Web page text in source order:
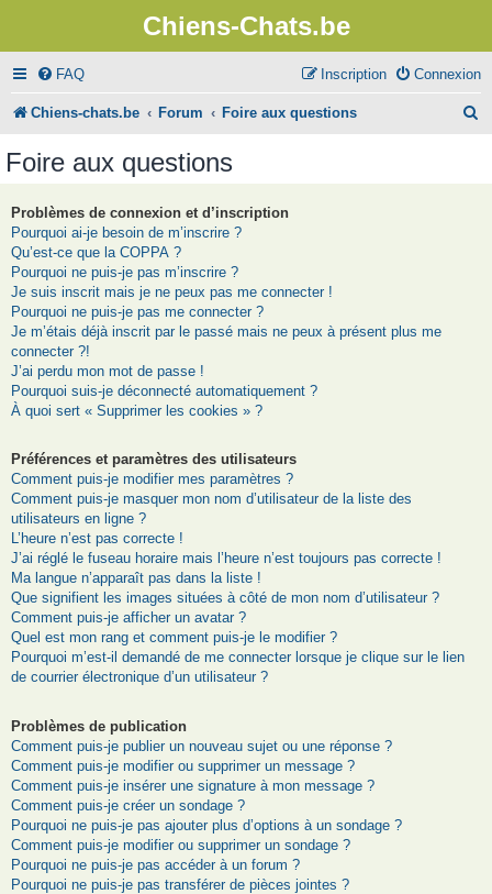
Chiens-Chats.be
FAQ Connexion
Inscription
Chiens-chats.be Forum Foire aux questions
Foire aux questions
Problèmes de connexion et d’inscription
Pourquoi ai-je besoin de m’inscrire ?
Qu’est-ce que la COPPA ?
Pourquoi ne puis-je pas m’inscrire ?
Je suis inscrit mais je ne peux pas me connecter !
Pourquoi ne puis-je pas me connecter ?
Je m’étais déjà inscrit par le passé mais ne peux à présent plus me
connecter ?!
J’ai perdu mon mot de passe !
Pourquoi suis-je déconnecté automatiquement ?
À quoi sert « Supprimer les cookies » ?
Préférences et paramètres des utilisateurs
Comment puis-je modifier mes paramètres ?
Comment puis-je masquer mon nom d’utilisateur de la liste des
utilisateurs en ligne ?
L’heure n’est pas correcte !
J’ai réglé le fuseau horaire mais l’heure n’est toujours pas correcte !
Ma langue n’apparaît pas dans la liste !
Que signifient les images situées à côté de mon nom d’utilisateur ?
Comment puis-je afficher un avatar ?
Quel est mon rang et comment puis-je le modifier ?
Pourquoi m’est-il demandé de me connecter lorsque je clique sur le lien
de courrier électronique d’un utilisateur ?
Problèmes de publication
Comment puis-je publier un nouveau sujet ou une réponse ?
Comment puis-je modifier ou supprimer un message ?
Comment puis-je insérer une signature à mon message ?
Comment puis-je créer un sondage ?
Pourquoi ne puis-je pas ajouter plus d’options à un sondage ?
Comment puis-je modifier ou supprimer un sondage ?
Pourquoi ne puis-je pas accéder à un forum ?
Pourquoi ne puis-je pas transférer de pièces jointes ?